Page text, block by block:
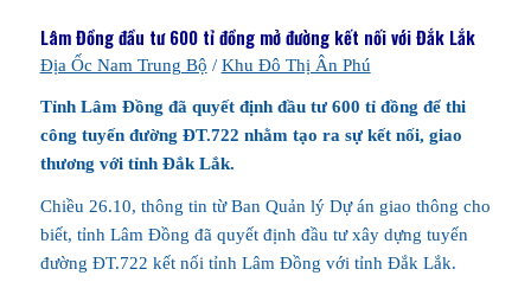
Lâm Đồng đầu tư 600 tỉ đồng mở đường kết nối với Đắk Lắk
Địa Ốc Nam Trung Bộ / Khu Đô Thị Ân Phú
Tỉnh Lâm Đồng đã quyết định đầu tư 600 tỉ đồng để thi
công tuyến đường ĐT.722 nhằm tạo ra sự kết nối, giao
thương với tỉnh Đắk Lắk.
Chiều 26.10, thông tin từ Ban Quản lý Dự án giao thông cho
biết, tỉnh Lâm Đồng đã quyết định đầu tư xây dựng tuyến
đường ĐT.722 kết nối tỉnh Lâm Đồng với tỉnh Đắk Lắk.